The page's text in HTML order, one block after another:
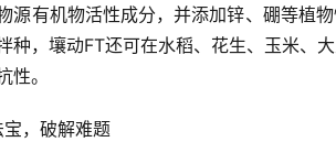
源有机物活性成分，并添加锌、硼等植
种，壤动FT还可在水稻、花生、玉米、
性。
宝，破解难题